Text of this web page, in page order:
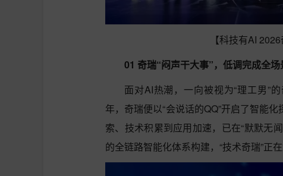
【科技有AI
01 奇瑞“闷声干大事”，低调完成全
面对AI热潮，一向被视为“理工男”
年，奇瑞便以“会说话的QQ”开启了智能
索、技术积累到应用加速，已在“默默无
的全链路智能化体系构建，“技术奇瑞”正